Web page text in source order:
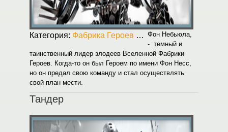
Категория: Фабрика Героев Опубликовано:
Фон Небьюла,
- темный и
таинственный лидер злодеев Вселенной Фабрики
Героев. Когда-то он был Героем по имени Фон Несс,
но он предал свою команду и стал осуществлять
свой план мести.
Тандер